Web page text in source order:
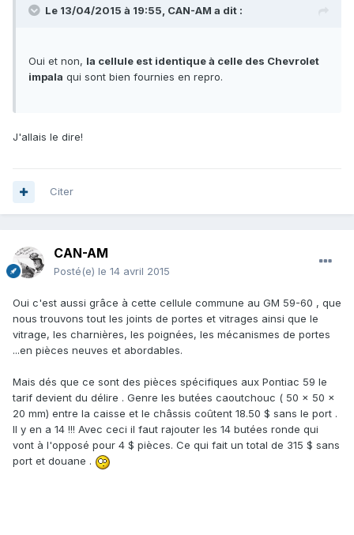
Le 13/04/2015 à 19:55, CAN-AM a dit :
Oui et non, la cellule est identique à celle des Chevrolet
impala qui sont bien fournies en repro.
J'allais le dire!
Citer
CAN-AM
Posté(e) le 14 avril 2015
Oui c'est aussi grâce à cette cellule commune au GM 59-60 , que
nous trouvons tout les joints de portes et vitrages ainsi que le
vitrage, les charnières, les poignées, les mécanismes de portes
...en pièces neuves et abordables.
Mais dés que ce sont des pièces spécifiques aux Pontiac 59 le
tarif devient du délire . Genre les butées caoutchouc ( 50 x 50 x
20 mm) entre la caisse et le châssis coûtent 18.50 $ sans le port .
Il y en a 14 !!! Avec ceci il faut rajouter les 14 butées ronde qui
vont à l'opposé pour 4 $ pièces. Ce qui fait un total de 315 $ sans
port et douane .